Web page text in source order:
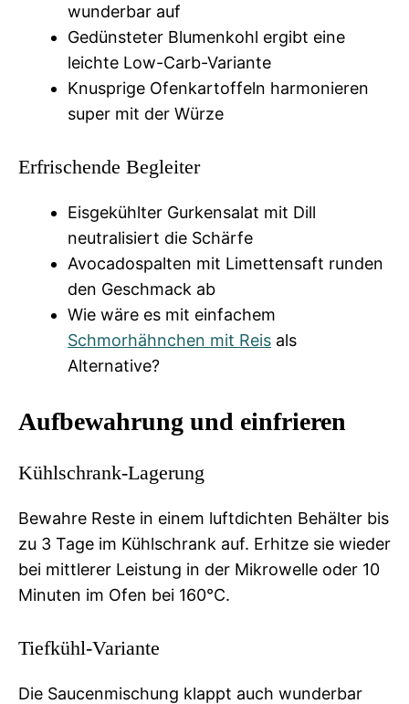
wunderbar auf
Gedünsteter Blumenkohl ergibt eine
leichte Low-Carb-Variante
Knusprige Ofenkartoffeln harmonieren
super mit der Würze
Erfrischende Begleiter
Eisgekühlter Gurkensalat mit Dill
neutralisiert die Schärfe
Avocadospalten mit Limettensaft runden
den Geschmack ab
Wie wäre es mit einfachem
Schmorhähnchen mit Reis als
Alternative?
Aufbewahrung und einfrieren
Kühlschrank-Lagerung
Bewahre Reste in einem luftdichten Behälter bis
zu 3 Tage im Kühlschrank auf. Erhitze sie wieder
bei mittlerer Leistung in der Mikrowelle oder 10
Minuten im Ofen bei 160°C.
Tiefkühl-Variante
Die Saucenmischung klappt auch wunderbar